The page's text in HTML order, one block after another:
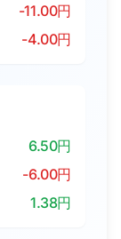
-11.00円
-4.00円
6.50円
-6.00円
1.38円